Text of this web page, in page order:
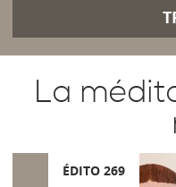
La
ÉDITO 269